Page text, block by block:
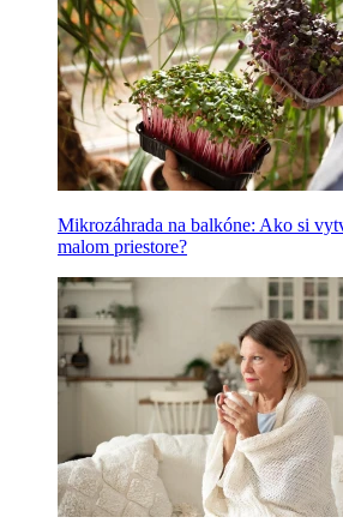
Mikrozáhrada na balkóne: Ako si
malom priestore?